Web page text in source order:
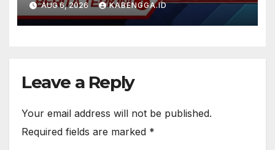
AUG 6, 2026 KABENGGA.ID
Leave a Reply
Your email address will not be published.
Required fields are marked *